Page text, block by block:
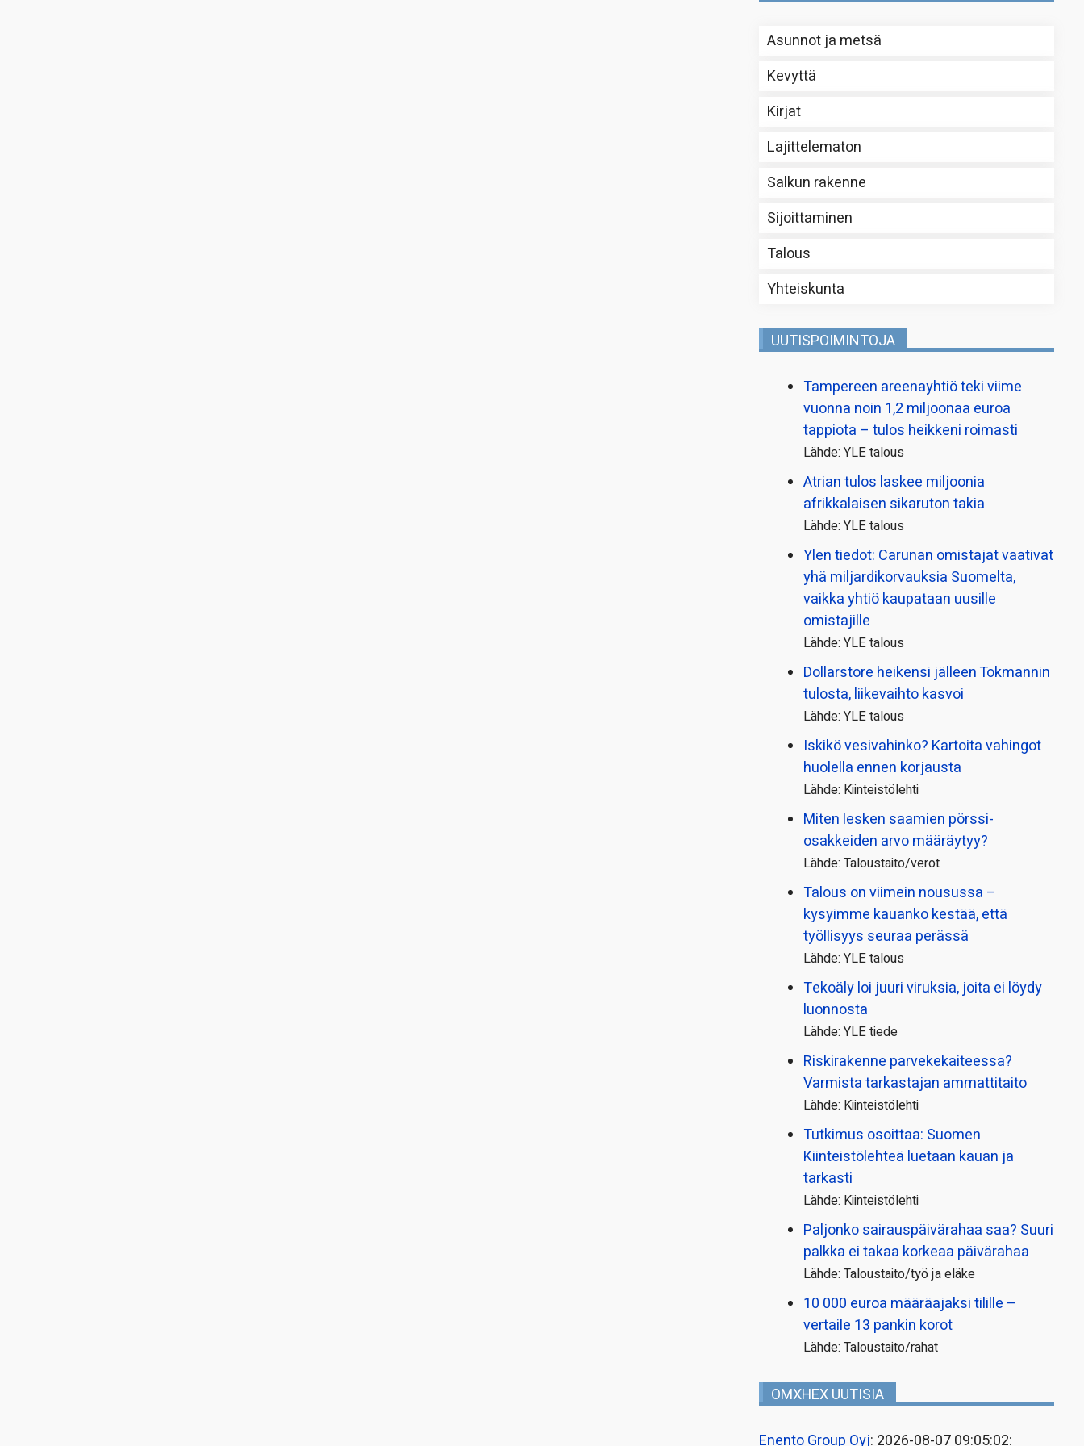
Asunnot ja metsä
Kevyttä
Kirjat
Lajittelematon
Salkun rakenne
Sijoittaminen
Talous
Yhteiskunta
UUTISPOIMINTOJA
Tampereen areenayhtiö teki viime
vuonna noin 1,2 miljoonaa euroa
tappiota – tulos heikkeni roimasti
Lähde: YLE talous
Atrian tulos laskee miljoonia
afrikkalaisen sikaruton takia
Lähde: YLE talous
Ylen tiedot: Carunan omistajat vaativat
yhä miljardi­korvauksia Suomelta,
vaikka yhtiö kaupataan uusille
omistajille
Lähde: YLE talous
Dollarstore heikensi jälleen Tokmannin
tulosta, liikevaihto kasvoi
Lähde: YLE talous
Iskikö vesivahinko? Kartoita vahingot
huolella ennen korjausta
Lähde: Kiinteistölehti
Miten lesken saamien pörssi­
osakkeiden arvo määräytyy?
Lähde: Taloustaito/verot
Talous on viimein nousussa –
kysyimme kauanko kestää, että
työllisyys seuraa perässä
Lähde: YLE talous
Tekoäly loi juuri viruksia, joita ei löydy
luonnosta
Lähde: YLE tiede
Riskirakenne parvekekaiteessa?
Varmista tarkastajan ammattitaito
Lähde: Kiinteistölehti
Tutkimus osoittaa: Suomen
Kiinteistölehteä luetaan kauan ja
tarkasti
Lähde: Kiinteistölehti
Paljonko sairauspäivä­rahaa saa? Suuri
palkka ei takaa korkeaa päivärahaa
Lähde: Taloustaito/työ ja eläke
10 000 euroa määräajaksi tilille –
vertaile 13 pankin korot
Lähde: Taloustaito/rahat
OMXHEX UUTISIA
Enento Group Oyj: 2026-08-07 09:05:02: